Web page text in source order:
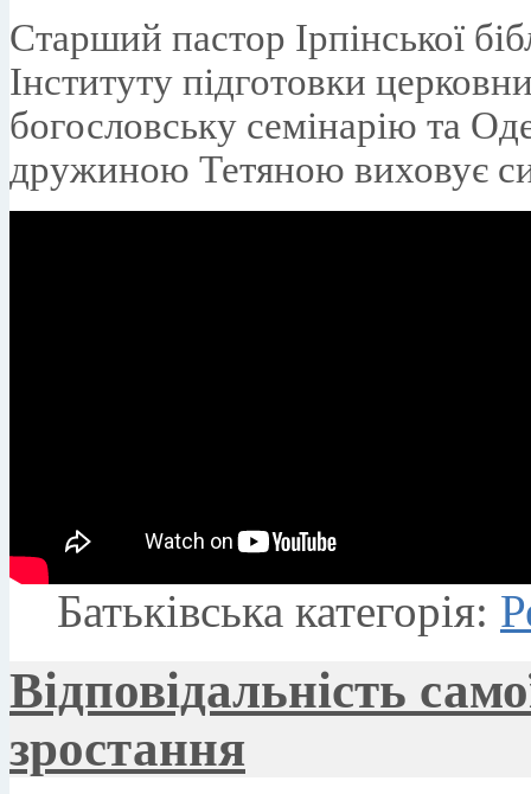
Старший пастор Ірпінської
Інституту підготовки
богословську семінарію та
дружиною Тетяною виховує
Батьківська категорія:
Відповідальність
зростання